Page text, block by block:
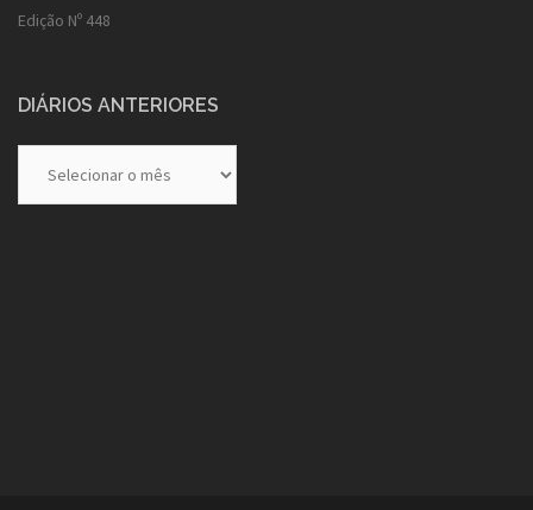
Edição Nº 448
DIÁRIOS ANTERIORES
Anteriores